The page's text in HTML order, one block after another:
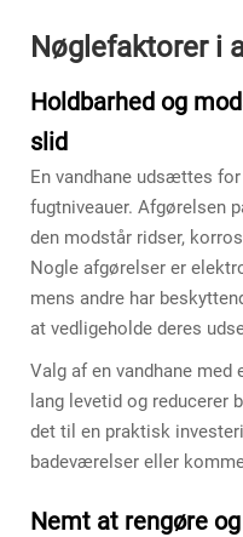
Nøglefaktorer i
Holdbarhed og
slid
En vandhane udsættes
fugtniveauer. Afgørelsen
den modstår ridser,
Nogle afgørelser er
mens andre har
at vedligeholde deres
Valg af en vandhane
lang levetid og reducerer
det til en praktisk
badeværelser eller
Nemt at rengøre